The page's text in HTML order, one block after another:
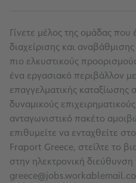
Γίνετε μέλος της ομάδας που
διαχείρισης και
πιο ελκυστικούς
ένα εργασιακό περιβάλλον με
επαγγελματικής καταξίωσης
δυναμικούς
ανταγωνιστικό πακέτο
επιθυμείτε να ενταχθείτε
Fraport Greece, στείλτε το
στην ηλεκτρονική διεύθυνση